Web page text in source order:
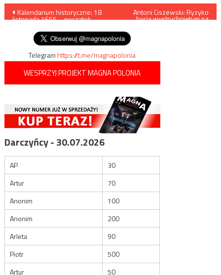
Nawigacja
wpisu
Kalendarium historyczne: 18
listopada 1655 – początek
Antoni Ciszewski: Ryzyko
bycia wystrychniętym na
Telegramhttps://t.me/magnapolonia
WESPRZYJ PROJEKT MAGNA POLONIA
Darczyńcy - 30.07.2026
AP
30
Artur
70
Anonim
100
Anonim
200
Arleta
90
Piotr
500
Artur
50